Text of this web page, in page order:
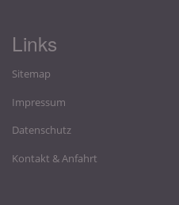
Links
Sitemap
Impressum
Datenschutz
Kontakt & Anfahrt